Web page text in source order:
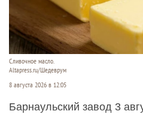
Сливочное масло.
Altapress.ru/Шедеврум
8 августа 2026 в 12:05
Барнаульский завод 3